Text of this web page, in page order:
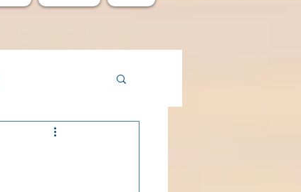
Méthodologie